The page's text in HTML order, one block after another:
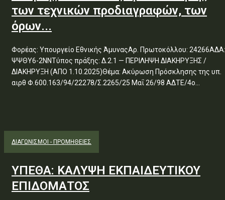
των τεχνικών προδιαγραφών, των
όρων...
Φορέας: Υπουργείο Εθνικής ΆμυναςΑρ. Πρωτοκόλλου: 24266ΑΔΑ:
ΨΨΘΥ6-2ΝΝΤύπος πράξης: Δ.2.1 — ΠΕΡΙΛΗΨΗ ΔΙΑΚΗΡΥΞΗΣ /
ΔΙΑΚΗΡΥΞΗ (ΑΠΟ 1.10.2025)Θέμα: Ακύρωση Πρόσκλησης της υπ.
αιρθ Φ.600.163/94/22278/Σ.2265/25 Μαΐ 26/98 ΑΔΤΕ/4ο...
ΔΙΑΓΩΝΙΣΜΟΊ - ΠΡΟΜΉΘΕΙΕΣ
ΥΠΕΘΑ: ΚΑΛΥΨΗ ΕΚΠΑΙΔΕΥΤΙΚΟΥ
ΕΠΙΔΟΜΑΤΟΣ